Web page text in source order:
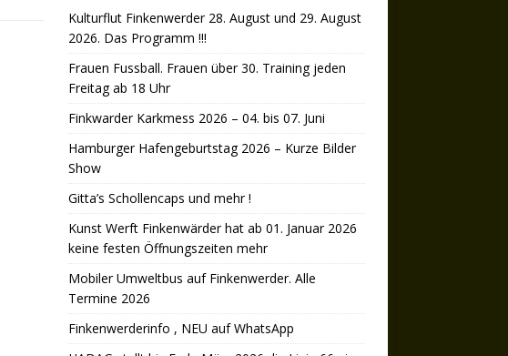
Kulturflut Finkenwerder 28. August und 29. August
2026. Das Programm !!!
Frauen Fussball. Frauen über 30. Training jeden
Freitag ab 18 Uhr
Finkwarder Karkmess 2026 – 04. bis 07. Juni
Hamburger Hafengeburtstag 2026 – Kurze Bilder
Show
Gitta’s Schollencaps und mehr !
Kunst Werft Finkenwärder hat ab 01. Januar 2026
keine festen Öffnungszeiten mehr
Mobiler Umweltbus auf Finkenwerder. Alle
Termine 2026
Finkenwerderinfo , NEU auf WhatsApp